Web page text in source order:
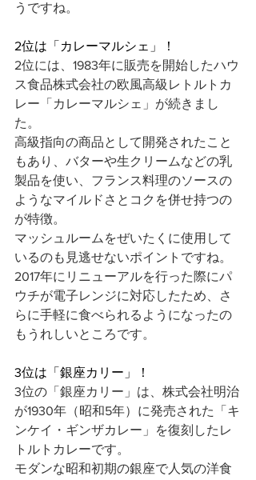
うですね。
2位は「カレーマルシェ」！
2位には、1983年に販売を開始したハウ
ス食品株式会社の欧風高級レトルトカ
レー「カレーマルシェ」が続きまし
た。
高級指向の商品として開発されたこと
もあり、バターや生クリームなどの乳
製品を使い、フランス料理のソースの
ようなマイルドさとコクを併せ持つの
が特徴。
マッシュルームをぜいたくに使用して
いるのも見逃せないポイントですね。
2017年にリニューアルを行った際にパ
ウチが電子レンジに対応したため、さ
らに手軽に食べられるようになったの
もうれしいところです。
3位は「銀座カリー」！
3位の「銀座カリー」は、株式会社明治
が1930年（昭和5年）に発売された「キ
ンケイ・ギンザカレー」を復刻したレ
トルトカレーです。
モダンな昭和初期の銀座で人気の洋食